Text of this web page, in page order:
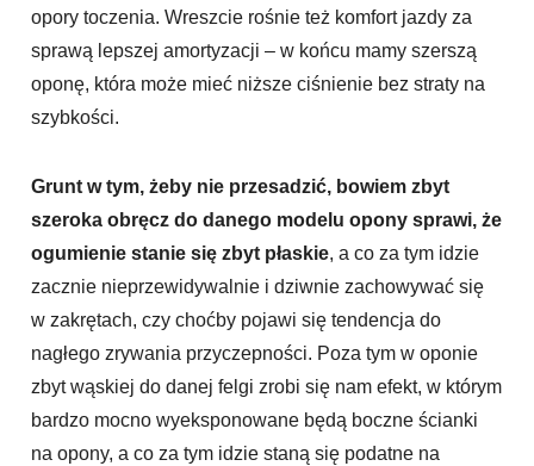
opory toczenia. Wreszcie rośnie też komfort jazdy za
sprawą lepszej amortyzacji – w końcu mamy szerszą
oponę, która może mieć niższe ciśnienie bez straty na
szybkości.
Grunt w tym, żeby nie przesadzić, bowiem zbyt
szeroka obręcz do danego modelu opony sprawi, że
ogumienie stanie się zbyt płaskie, a co za tym idzie
zacznie nieprzewidywalnie i dziwnie zachowywać się
w zakrętach, czy choćby pojawi się tendencja do
nagłego zrywania przyczepności. Poza tym w oponie
zbyt wąskiej do danej felgi zrobi się nam efekt, w którym
bardzo mocno wyeksponowane będą boczne ścianki
na opony, a co za tym idzie staną się podatne na